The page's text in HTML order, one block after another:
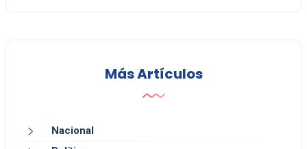
Más Artículos
Nacional